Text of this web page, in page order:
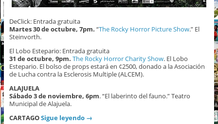
DeClick: Entrada gratuita
Martes 30 de octubre, 7pm. “The Rocky Horror Picture Show.” El
Steinvorth.
El Lobo Estepario: Entrada gratuita
31 de octubre, 9pm. The Rocky Horror Charity Show. El Lobo
Estepario. El bolso de props estará en ¢2500, donado a la Asociación
de Lucha contra la Esclerosis Multiple (ALCEM).
ALAJUELA
Sábado 3 de noviembre, 6pm. “El laberinto del fauno.” Teatro
Municipal de Alajuela.
CARTAGOSigue leyendo →